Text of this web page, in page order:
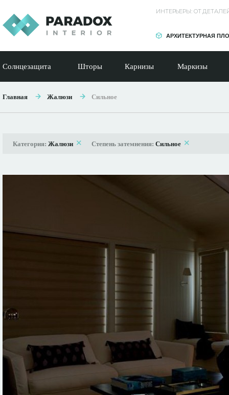
ИНТЕРЬЕРЫ: ОТ
АРХИТЕКТУРНАЯ
Солнцезащита Шторы Карнизы Маркизы
Главная Жалюзи Сильное
Категория: Жалюзи Степень затемнения: Сильное